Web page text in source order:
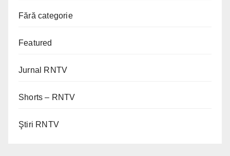
Fără categorie
Featured
Jurnal RNTV
Shorts – RNTV
Ştiri RNTV